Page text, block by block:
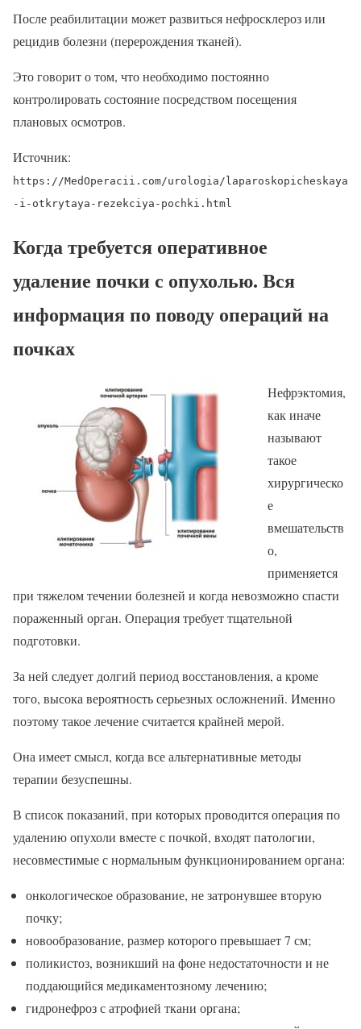
После реабилитации может развиться нефросклероз или
рецидив болезни (перерождения тканей).
Это говорит о том, что необходимо постоянно
контролировать состояние посредством посещения
плановых осмотров.
Источник:
https://MedOperacii.com/urologia/laparoskopicheskaya
-i-otkrytaya-rezekciya-pochki.html
Когда требуется оперативное
удаление почки с опухолью. Вся
информация по поводу операций на
почках
Нефрэктомия,
как иначе
называют
такое
хирургическо
е
вмешательств
о,
применяется
при тяжелом течении болезней и когда невозможно спасти
пораженный орган. Операция требует тщательной
подготовки.
За ней следует долгий период восстановления, а кроме
того, высока вероятность серьезных осложнений. Именно
поэтому такое лечение считается крайней мерой.
Она имеет смысл, когда все альтернативные методы
терапии безуспешны.
В список показаний, при которых проводится операция по
удалению опухоли вместе с почкой, входят патологии,
несовместимые с нормальным функционированием органа:
онкологическое образование, не затронувшее вторую
почку;
новообразование, размер которого превышает 7 см;
поликистоз, возникший на фоне недостаточности и не
поддающийся медикаментозному лечению;
гидронефроз с атрофией ткани органа;